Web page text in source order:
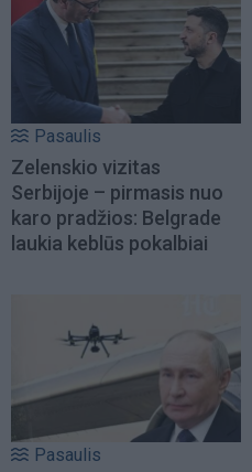
Pasaulis
Zelenskio vizitas
Serbijoje – pirmasis nuo
karo pradžios: Belgrade
laukia keblūs pokalbiai
Pasaulis